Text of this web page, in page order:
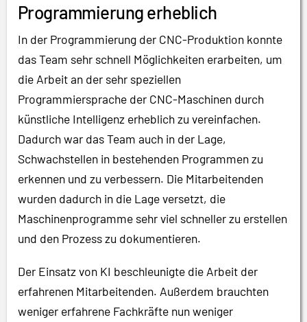
Programmierung erheblich
In der Programmierung der CNC-Produktion konnte
das Team sehr schnell Möglichkeiten erarbeiten, um
die Arbeit an der sehr speziellen
Programmiersprache der CNC-Maschinen durch
künstliche Intelligenz erheblich zu vereinfachen.
Dadurch war das Team auch in der Lage,
Schwachstellen in bestehenden Programmen zu
erkennen und zu verbessern. Die Mitarbeitenden
wurden dadurch in die Lage versetzt, die
Maschinenprogramme sehr viel schneller zu erstellen
und den Prozess zu dokumentieren.
Der Einsatz von KI beschleunigte die Arbeit der
erfahrenen Mitarbeitenden. Außerdem brauchten
weniger erfahrene Fachkräfte nun weniger